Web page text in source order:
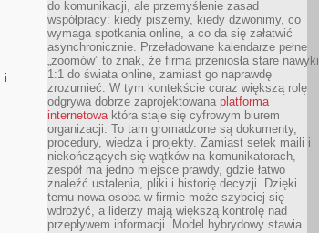
i
do komunikacji, ale przemyślenie zasad
współpracy: kiedy piszemy, kiedy dzwonimy, co
wymaga spotkania online, a co da się załatwić
asynchronicznie. Przeładowane kalendarze pełne
„zoomów” to znak, że firma przeniosła stare nawyki
1:1 do świata online, zamiast go naprawdę
zrozumieć. W tym kontekście coraz większą rolę
odgrywa dobrze zaprojektowana platforma
internetowaktóra staje się cyfrowym biurem
organizacji. To tam gromadzone są dokumenty,
procedury, wiedza i projekty. Zamiast setek maili i
niekończących się wątków na komunikatorach,
zespół ma jedno miejsce prawdy, gdzie łatwo
znaleźć ustalenia, pliki i historię decyzji. Dzięki
temu nowa osoba w firmie może szybciej się
wdrożyć, a liderzy mają większą kontrolę nad
przepływem informacji. Model hybrydowy stawia